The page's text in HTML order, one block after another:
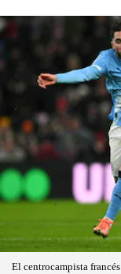
El centrocampista